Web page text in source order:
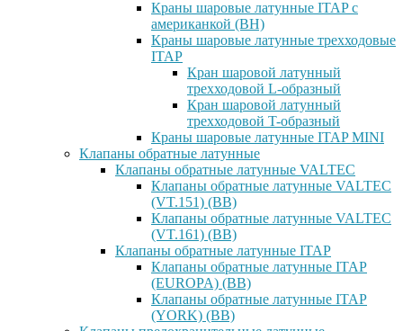
Краны шаровые латунные ITAP с
американкой (ВН)
Краны шаровые латунные трехходовые
ITAP
Кран шаровой латунный
трехходовой L-образный
Кран шаровой латунный
трехходовой T-образный
Краны шаровые латунные ITAP MINI
Клапаны обратные латунные
Клапаны обратные латунные VALTEC
Клапаны обратные латунные VALTEC
(VT.151) (ВВ)
Клапаны обратные латунные VALTEC
(VT.161) (ВВ)
Клапаны обратные латунные ITAP
Клапаны обратные латунные ITAP
(EUROPA) (ВВ)
Клапаны обратные латунные ITAP
(YORK) (ВВ)